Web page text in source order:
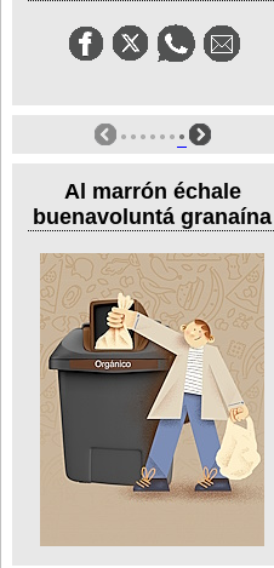
Al marrón échale
buenavoluntá granaína